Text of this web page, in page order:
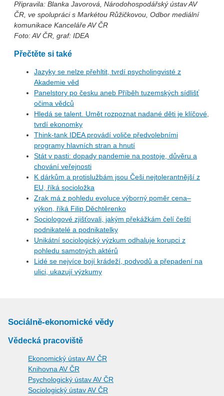
Připravila: Blanka Javorová, Národohospodářský ústav AV
ČR, ve spolupráci s Markétou Růžičkovou, Odbor mediální
komunikace Kanceláře AV ČR
Foto: AV ČR, graf: IDEA
Přečtěte si také
Jazyky se nelze přehltit, tvrdí psycholingvisté z
Akademie věd
Panelstory po česku aneb Příběh tuzemských sídlišť
očima vědců
Hledá se talent. Umět rozpoznat nadané děti je klíčové,
tvrdí ekonomky
Think-tank IDEA provádí voliče předvolebními
programy hlavních stran a hnutí
Stát v pasti: dopady pandemie na postoje, důvěru a
chování veřejnosti
K dárkům a protislužbám jsou Češi nejtolerantnější z
EU, říká socioložka
Zrak má z pohledu evoluce výborný poměr cena–
výkon, říká Filip Děchtěrenko
Sociologové zjišťovali, jakým překážkám čelí čeští
podnikatelé a podnikatelky
Unikátní sociologický výzkum odhaluje korupci z
pohledu samotných aktérů
Lidé se nejvíce bojí krádeží, podvodů a přepadení na
ulici, ukazují výzkumy
Sociálně-ekonomické vědy
Vědecká pracoviště
Ekonomický ústav AV ČR
Knihovna AV ČR
Psychologický ústav AV ČR
Sociologický ústav AV ČR